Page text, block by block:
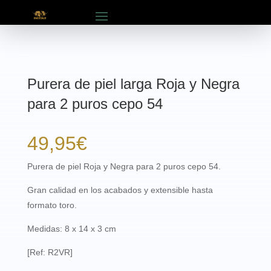
Purera de piel larga Roja y Negra
para 2 puros cepo 54
49,95€
Purera de piel Roja y Negra para 2 puros cepo 54.
Gran calidad en los acabados y extensible hasta
formato toro.
Medidas: 8 x 14 x 3 cm
[Ref: R2VR]